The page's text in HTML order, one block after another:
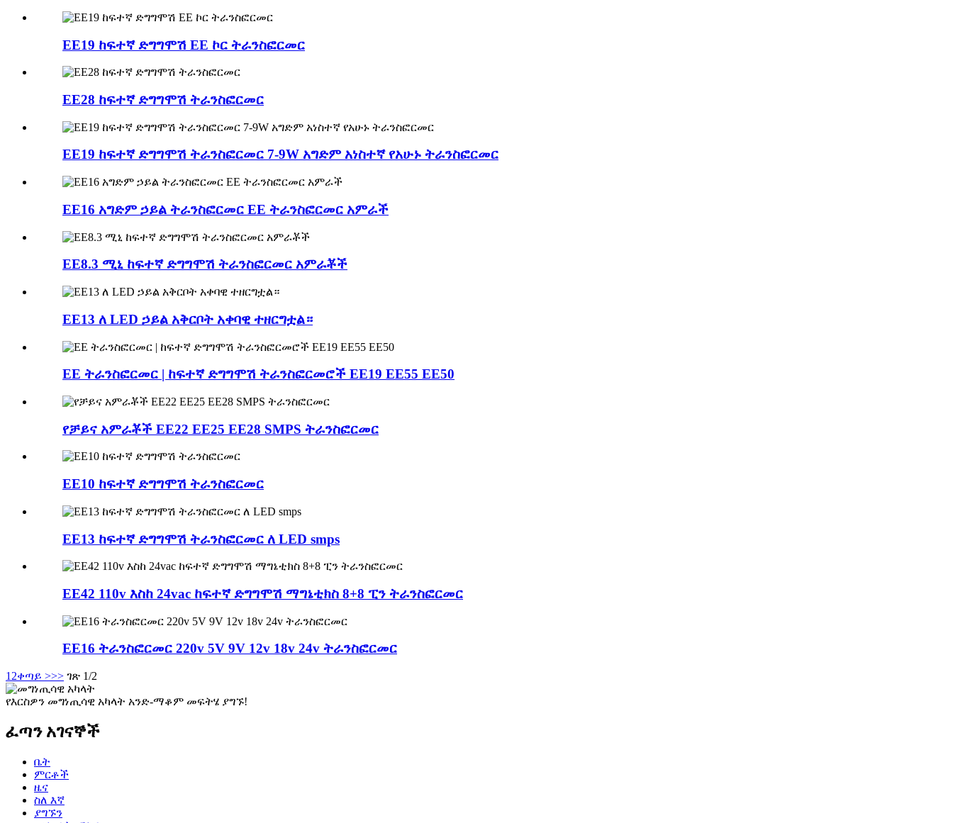
EE19 ከፍተኛ ድግግሞሽ EE ኮር ትራንስፎርመር
EE28 ከፍተኛ ድግግሞሽ ትራንስፎርመር
EE19 ከፍተኛ ድግግሞሽ ትራንስፎርመር 7-9W አግድም አነስተኛ የአሁኑ ትራንስፎርመር
EE16 አግድም ኃይል ትራንስፎርመር EE ትራንስፎርመር አምራች
EE8.3 ሚኒ ከፍተኛ ድግግሞሽ ትራንስፎርመር አምራቾች
EE13 ለ LED ኃይል አቅርቦት አቀባዊ ተዘርግቷል።
EE ትራንስፎርመር | ከፍተኛ ድግግሞሽ ትራንስፎርመሮች EE19 EE55 EE50
የቻይና አምራቾች EE22 EE25 EE28 SMPS ትራንስፎርመር
EE10 ከፍተኛ ድግግሞሽ ትራንስፎርመር
EE13 ከፍተኛ ድግግሞሽ ትራንስፎርመር ለ LED smps
EE42 110v እስከ 24vac ከፍተኛ ድግግሞሽ ማግኔቲክስ 8+8 ፒን ትራንስፎርመር
EE16 ትራንስፎርመር 220v 5V 9V 12v 18v 24v ትራንስፎርመር
1 2ቀጣይ >>> ገጽ 1/2
የእርስዎን መግነጢሳዊ አካላት አንድ-ማቆም መፍትሄ ያግኙ!
ፈጣን አገናኞች
ቤት
ምርቶች
ዜና
ስለ እኛ
ያግኙን